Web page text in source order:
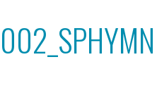
002_SPHYMN